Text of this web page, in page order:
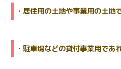
・居住用の土地や事業用の土
・駐車場などの貸付事業用であ